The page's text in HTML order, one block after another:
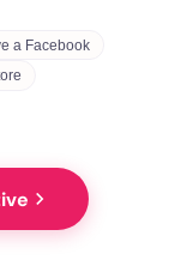
a Facebook